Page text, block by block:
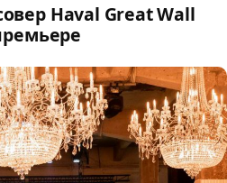
Haval Great Wall